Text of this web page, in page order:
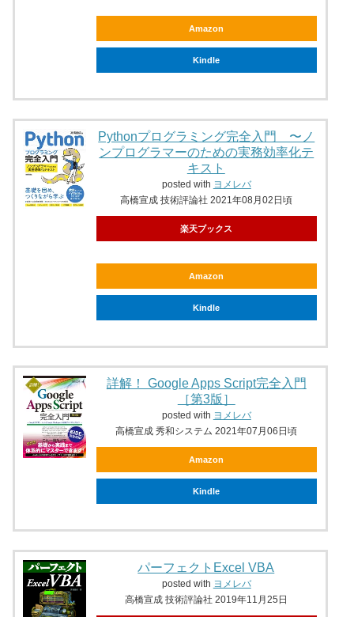
Amazon
Kindle
Pythonプログラミング完全入門 〜ノ
ンプログラマーのための実務効率化テ
キスト
posted with ヨメレバ
高橋宣成 技術評論社 2021年08月02日頃
楽天ブックス
Amazon
Kindle
詳解！ Google Apps Script完全入門
［第3版］
posted with ヨメレバ
高橋宣成 秀和システム 2021年07月06日頃
Amazon
Kindle
パーフェクトExcel VBA
posted with ヨメレバ
高橋宣成 技術評論社 2019年11月25日